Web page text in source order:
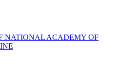
NATIONAL ACADEMY OF